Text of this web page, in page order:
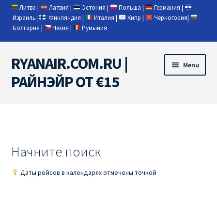
Литва | Латвия | Эстония | Польша | Германия |
Израиль | Финляндия | Италия | Кипр | Черногория|
Болгария | Чехия | Румыния
Skip
to
navigation
Skip
to
content
RYANAIR.COM.RU |
РАЙНЭЙР ОТ €15
Menu
RYANAIR PL ОТ € 9
Начните поиск
Даты рейсов в календарях отмечены точкой